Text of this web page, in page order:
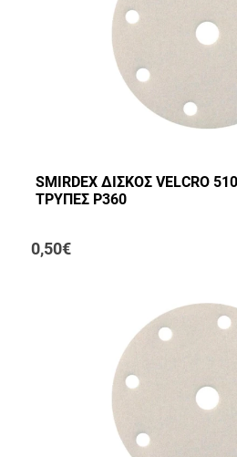
SMIRDEX ΔΙΣΚΟΣ VELCRO
ΤΡΥΠΕΣ P360
0,50€